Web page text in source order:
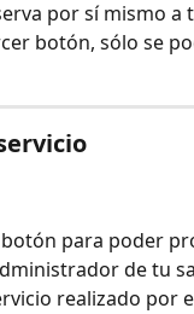
por sí mismo a
para poder
de tu
realizado por